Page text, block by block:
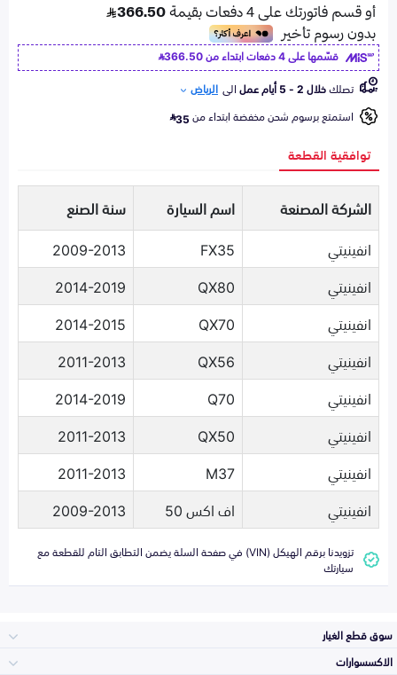
قسّمها على 4 دفعات ابتداء من
366.50
تصلكخلال 2 - 5 أيام عمل الى الرياض
استمتع برسوم شحن مخفضة ابتداء من35
توافقية القطعة
الشركة المصنعة اسم السيارة
سنة الصنع
انفينيتي
FX35
2009-2013
انفينيتي
QX80
2014-2019
انفينيتي
QX70
2014-2015
انفينيتي
QX56
2011-2013
انفينيتي
Q70
2014-2019
انفينيتي
QX50
2011-2013
انفينيتي
M37
2011-2013
انفينيتي
اف اكس 50 2009-2013
تزويدنا برقم الهيكل (VIN) في صفحة السلة يضمن التطابق التام للقطعة مع
سيارتك
سوق قطع الغيار
الاكسسوارات